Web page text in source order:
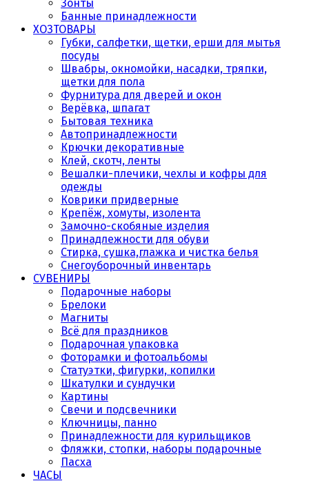
Зонты
Банные принадлежности
ХОЗТОВАРЫ
Губки, салфетки, щетки, ерши для мытья
посуды
Швабры, окномойки, насадки, тряпки,
щетки для пола
Фурнитура для дверей и окон
Верёвка, шпагат
Бытовая техника
Автопринадлежности
Крючки декоративные
Клей, скотч, ленты
Вешалки-плечики, чехлы и кофры для
одежды
Коврики придверные
Крепёж, хомуты, изолента
Замочно-скобяные изделия
Принадлежности для обуви
Стирка, сушка,глажка и чистка белья
Снегоуборочный инвентарь
СУВЕНИРЫ
Подарочные наборы
Брелоки
Магниты
Всё для праздников
Подарочная упаковка
Фоторамки и фотоальбомы
Статуэтки, фигурки, копилки
Шкатулки и сундучки
Картины
Свечи и подсвечники
Ключницы, панно
Принадлежности для курильщиков
Фляжки, стопки, наборы подарочные
Пасха
ЧАСЫ